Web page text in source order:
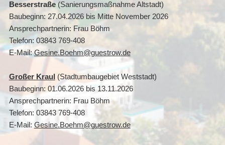
Besserstraße(Sanierungsmaßnahme Altstadt)
Baubeginn: 27.04.2026 bis Mitte November 2026
Ansprechpartnerin: Frau Böhm
Telefon: 03843 769-408
E-Mail:Gesine.Boehm@guestrow.de
Großer Kraul (Stadtumbaugebiet Weststadt)
Baubeginn: 01.06.2026 bis 13.11.2026
Ansprechpartnerin: Frau Böhm
Telefon: 03843 769-408
E-Mail: Gesine.Boehm@guestrow.de